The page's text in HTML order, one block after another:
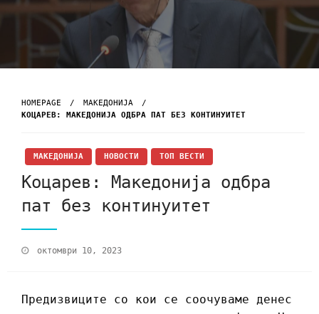
HOMEPAGE
МАКЕДОНИЈА
КОЦАРЕВ: МАКЕДОНИЈА ОДБРА ПАТ БЕЗ КОНТИНУИТЕТ
МАКЕДОНИЈА НОВОСТИ ТОП ВЕСТИ
Коцарев: Македонија одбра
пат без континуитет
октомври 10, 2023
Предизвиците со кои се соочуваме денес